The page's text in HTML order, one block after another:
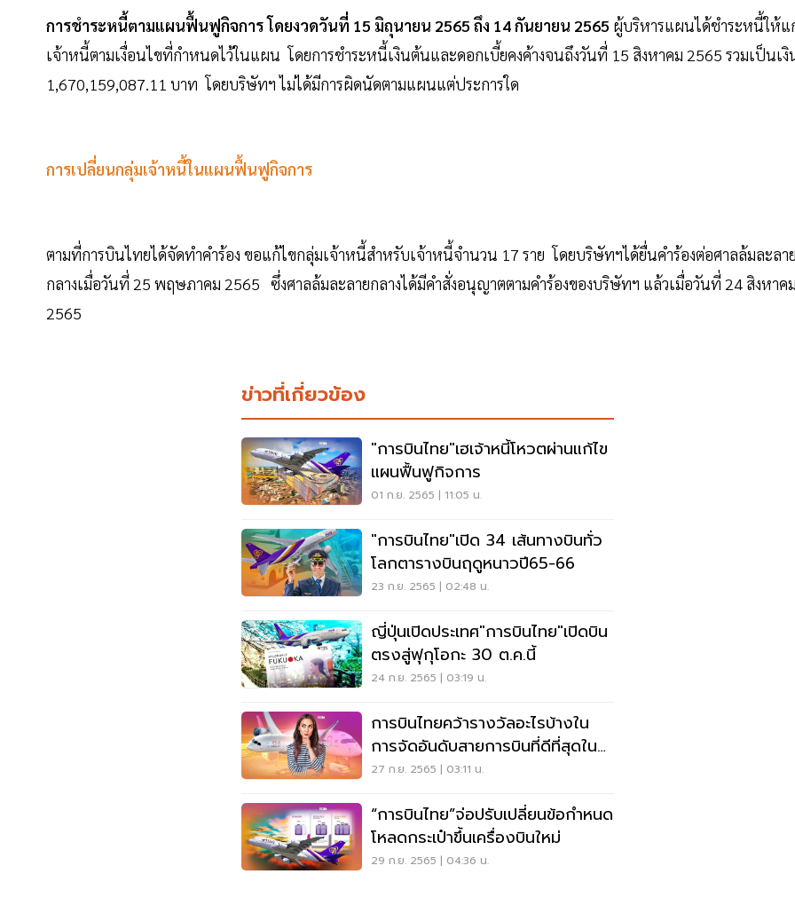
การชำระหนี้ตามแผนฟื้นฟูกิจการ โดยงวดวันที่ 15 มิถุนายน 2565 ถึง 14 กันยายน 2565 ผู้บริหารแผนได้ชำระหนี้ให้แ
เจ้าหนี้ตามเงื่อนไขที่กำหนดไว้ในแผน โดยการชำระหนี้เงินต้นและดอกเบี้ยคงค้างจนถึงวันที่ 15 สิงหาคม 2565 รวมเป็นเงิ
1,670,159,087.11 บาท โดยบริษัทฯ ไม่ได้มีการผิดนัดตามแผนแต่ประการใด
การเปลี่ยนกลุ่มเจ้าหนี้ในแผนฟื้นฟูกิจการ
ตามที่การบินไทยได้จัดทำคำร้อง ขอแก้ไขกลุ่มเจ้าหนี้สำหรับเจ้าหนี้จำนวน 17 ราย โดยบริษัทฯได้ยื่นคำร้องต่อศาลล้มละลา
กลางเมื่อวันที่ 25 พฤษภาคม 2565 ซึ่งศาลล้มละลายกลางได้มีคำสั่งอนุญาตตามคำร้องของบริษัทฯ แล้วเมื่อวันที่ 24 สิงหาค
2565
ข่าวที่เกี่ยวข้อง
"การบินไทย"เฮเจ้าหนี้โหวตผ่านแก้ไข
แผนฟื้นฟูกิจการ
01 ก.ย. 2565 | 11:05 น.
"การบินไทย"เปิด 34 เส้นทางบินทั่ว
โลกตารางบินฤดูหนาวปี65-66
23 ก.ย. 2565 | 02:48 น.
ญี่ปุ่นเปิดประเทศ"การบินไทย"เปิดบิน
ตรงสู่ฟุกุโอกะ 30 ต.ค.นี้
24 ก.ย. 2565 | 03:19 น.
การบินไทยคว้ารางวัลอะไรบ้างใน
การจัดอันดับสายการบินที่ดีที่สุดใน
โลก2022
27 ก.ย. 2565 | 03:11 น.
“การบินไทย”จ่อปรับเปลี่ยนข้อกำหนด
โหลดกระเป๋าขึ้นเครื่องบินใหม่
29 ก.ย. 2565 | 04:36 น.